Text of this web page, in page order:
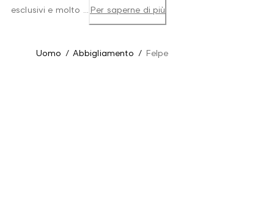
esclusivi e molto ... Per saperne di più
Uomo / Abbigliamento / Felpe